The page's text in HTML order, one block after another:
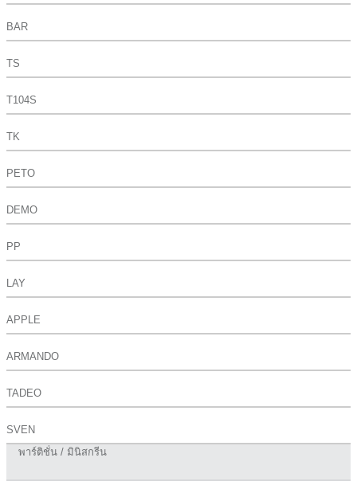
BAR
TS
T104S
TK
PETO
DEMO
PP
LAY
APPLE
ARMANDO
TADEO
SVEN
พาร์ติชั่น / มินิสกรีน